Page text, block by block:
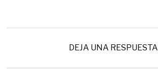
DEJA UNA RESPUESTA